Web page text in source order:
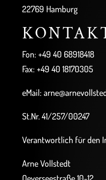
22769 Hamburg
Fon: +49 40 68918418
Fax: +49 40 18170305
eMail:
St.Nr. 41/257/00247
Verantwortlich für den
Arne Vollstedt